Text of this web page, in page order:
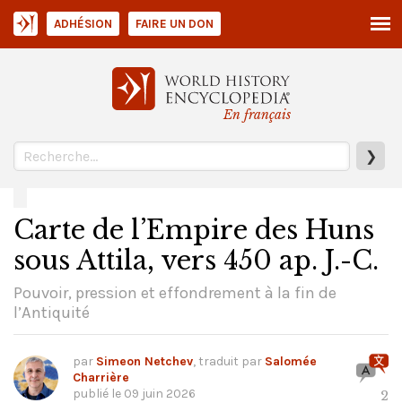
En français
❯
ADHÉSION FAIRE UN DON
Carte de l’Empire des Huns
sous Attila, vers 450 ap. J.-C.
Pouvoir, pression et effondrement à la fin de
l’Antiquité
par Simeon Netchev, traduit par Salomée
Charrière
publié le 09 juin 2026 2